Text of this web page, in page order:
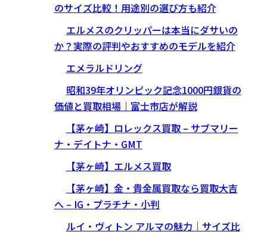
のサイズ比較！用途別の選び方も紹介
エルメスのクリッパーは本当にダサいの
か？実際の評判やおすすめのモデルを紹介
エメラルドリング
昭和39年オリンピック記念1000円銀貨の
価値と買取相場｜富士市店が解説
【茅ヶ崎】ロレックス買取 – サブマリー
ナ・デイトナ・GMT
【茅ヶ崎】エルメス買取
【茅ヶ崎】金・貴金属買取なら買取大吉
へ – IG・プラチナ・小判
ルイ・ヴィトン アルマの魅力｜サイズ比